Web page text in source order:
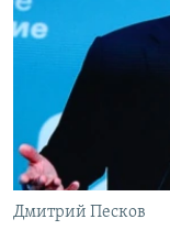
РАСПИСАНИЕ
ПОДПИШИТЕСЬ
СОЦИАЛЬНЫЕ СЕТИ
Дмитрий Песков